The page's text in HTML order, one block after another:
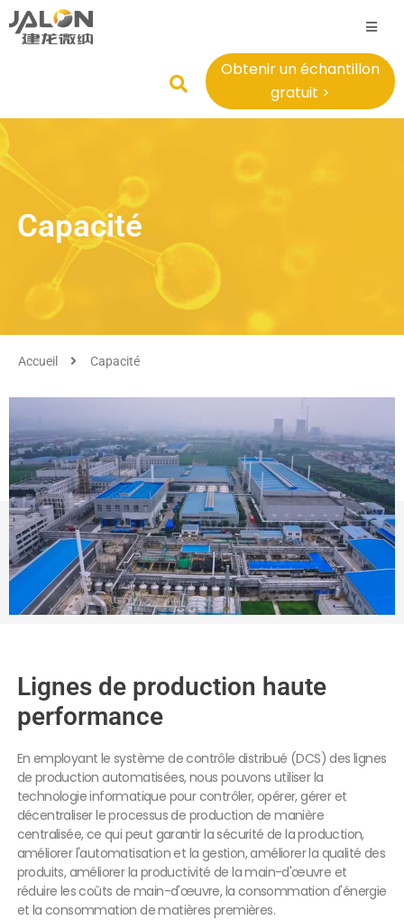
Obtenir un échantillon
gratuit >
Capacité
Accueil Capacité
Lignes de production haute
performance
En employant le système de contrôle distribué (DCS) des lignes
de production automatisées, nous pouvons utiliser la
technologie informatique pour contrôler, opérer, gérer et
décentraliser le processus de production de manière
centralisée, ce qui peut garantir la sécurité de la production,
améliorer l'automatisation et la gestion, améliorer la qualité des
produits, améliorer la productivité de la main-d'œuvre et
réduire les coûts de main-d'œuvre, la consommation d'énergie
et la consommation de matières premières.